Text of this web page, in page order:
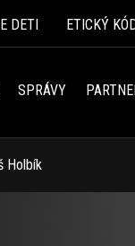
DETI ETICKÝ
SPRÁVY
Holbík